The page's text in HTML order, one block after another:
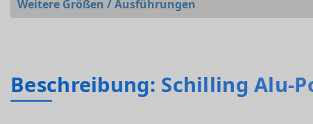
Weitere Größen / Ausführungen
Beschreibung: Schilling Alu-